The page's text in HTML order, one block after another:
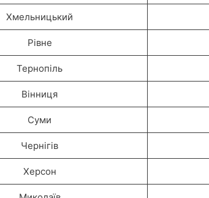
Хмельницький
Рівне
Тернопіль
Вінниця
Суми
Чернігів
Херсон